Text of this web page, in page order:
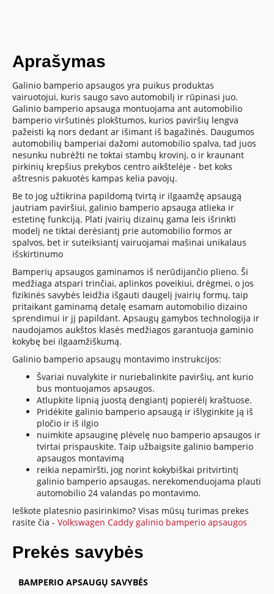
Aprašymas
Galinio bamperio apsaugos yra puikus produktas
vairuotojui, kuris saugo savo automobilį ir rūpinasi juo.
Galinio bamperio apsauga montuojama ant automobilio
bamperio viršutinės plokštumos, kurios paviršių lengva
pažeisti ką nors dedant ar išimant iš bagažinės. Daugumos
automobilių bamperiai dažomi automobilio spalva, tad juos
nesunku nubrėžti ne toktai stambų krovinį, o ir kraunant
pirkinių krepšius prekybos centro aikštelėje - bet koks
aštresnis pakuotės kampas kelia pavojų.
Be to jog užtikrina papildomą tvirtą ir ilgaamžę apsaugą
jautriam paviršiui, galinio bamperio apsauga atlieka ir
estetinę funkciją. Plati įvairių dizainų gama leis išrinkti
modelį ne tiktai derėsiantį prie automobilio formos ar
spalvos, bet ir suteiksiantį vairuojamai mašinai unikalaus
išskirtinumo
Bamperių apsaugos gaminamos iš nerūdijančio plieno. Ši
medžiaga atspari trinčiai, aplinkos poveikiui, drėgmei, o jos
fizikinės savybės leidžia išgauti daugelį įvairių formų, taip
pritaikant gaminamą detalę esamam automobilio dizaino
sprendimui ir jį papildant. Apsaugų gamybos technologija ir
naudojamos aukštos klasės medžiagos garantuoja gaminio
kokybę bei ilgaamžiškumą.
Galinio bamperio apsaugų montavimo instrukcijos:
Švariai nuvalykite ir nuriebalinkite paviršių, ant kurio
bus montuojamos apsaugos.
Atlupkite lipnią juostą dengiantį popierėlį kraštuose.
Pridėkite galinio bamperio apsaugą ir išlyginkite ją iš
pločio ir iš ilgio
nuimkite apsauginę plėvelę nuo bamperio apsaugos ir
tvirtai prispauskite. Taip užbaigsite galinio bamperio
apsaugos montavimą
reikia nepamiršti, jog norint kokybiškai pritvirtintį
galinio bamperio apsaugas, nerekomenduojama plauti
automobilio 24 valandas po montavimo.
Ieškote platesnio pasirinkimo? Visas mūsų turimas prekes
rasite čia -Volkswagen Caddy galinio bamperio apsaugos
Prekės savybės
BAMPERIO APSAUGŲ SAVYBĖS